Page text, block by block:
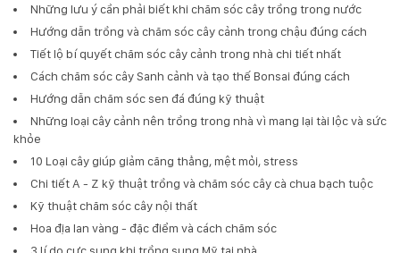
Những lưu ý cần phải biết khi chăm sóc cây trồng trong nước
Hướng dẫn trồng và chăm sóc cây cảnh trong chậu đúng cách
Tiết lộ bí quyết chăm sóc cây cảnh trong nhà chi tiết nhất
Cách chăm sóc cây Sanh cảnh và tạo thế Bonsai đúng cách
Hướng dẫn chăm sóc sen đá đúng kỹ thuật
Những loại cây cảnh nên trồng trong nhà vì mang lại tài lộc và sức
khỏe
10 Loại cây giúp giảm căng thẳng, mệt mỏi, stress
Chi tiết A - Z kỹ thuật trồng và chăm sóc cây cà chua bạch tuộc
Kỹ thuật chăm sóc cây nội thất
Hoa địa lan vàng - đặc điểm và cách chăm sóc